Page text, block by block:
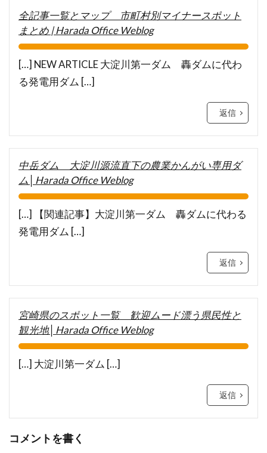
全記事一覧とマップ 市町村別マイナースポット
まとめ | Harada Office Weblog
[…] NEW ARTICLE 大淀川第一ダム 轟ダムに代わ
る発電用ダム […]
返信
中岳ダム 大淀川源流直下の農業かんがい専用ダ
ム│Harada Office Weblog
[…] 【関連記事】大淀川第一ダム 轟ダムに代わる
発電用ダム […]
返信
宮崎県のスポット一覧 歓迎ムード漂う県民性と
観光地│Harada Office Weblog
[…] 大淀川第一ダム […]
返信
コメントを書く